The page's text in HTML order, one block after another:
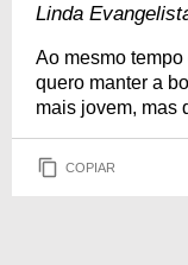
Linda
Ao mesmo
quero manter a
mais jovem, mas
COPIAR